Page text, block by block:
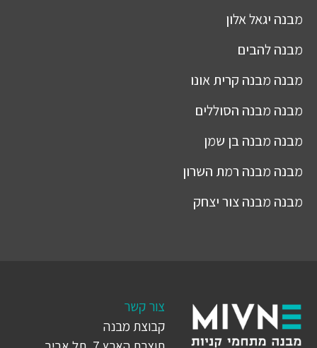
מבנה יגאל אלון
מבנהלהבים
מבנה מבנה קרית אונו
מבנה מבנה הסוללים
מבנה מבנה בן שמן
מבנה מבנה רמת השרון
מבנה מבנה צור יצחק
צור קשר
קבוצת מבנה